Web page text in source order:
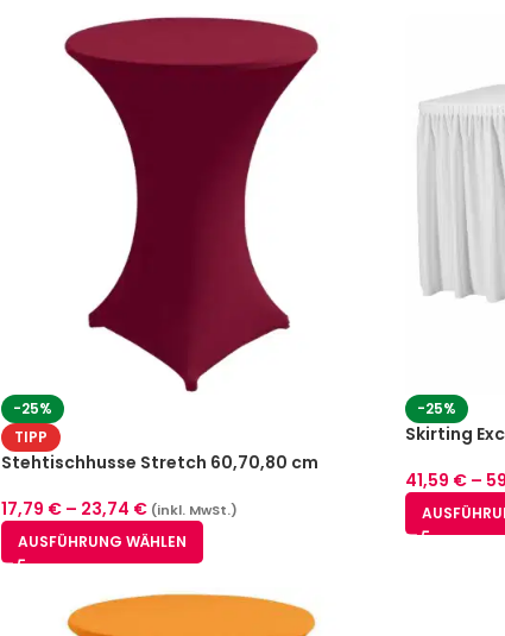
-25%
TIPP
Stehtischhusse Stretch 60,70,80 cm
17,79 € – 23,74 € (inkl. MwSt.)
AUSFÜHRUNG WÄHLEN
-25%
Skirting
41,59 € –